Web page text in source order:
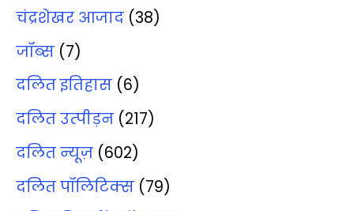
चंद्रशेखर आजाद (38)
जॉब्‍स (7)
दलित इतिहास (6)
दलित उत्‍पीड़न (217)
दलित न्‍यूज़ (602)
दलित पॉलिटिक्‍स (79)